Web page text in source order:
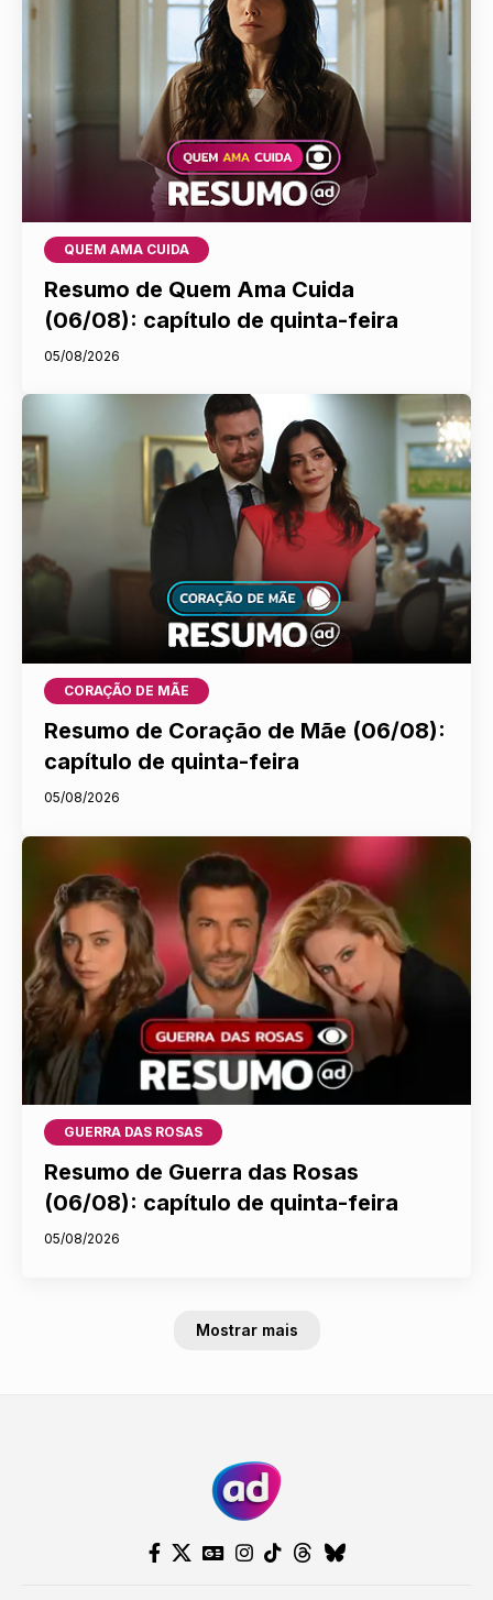
QUEM AMA CUIDA
Resumo de Quem Ama Cuida
(06/08): capítulo de quinta-feira
05/08/2026
CORAÇÃO DE MÃE
Resumo de Coração de Mãe (06/08):
capítulo de quinta-feira
05/08/2026
GUERRA DAS ROSAS
Resumo de Guerra das Rosas
(06/08): capítulo de quinta-feira
05/08/2026
Mostrar mais